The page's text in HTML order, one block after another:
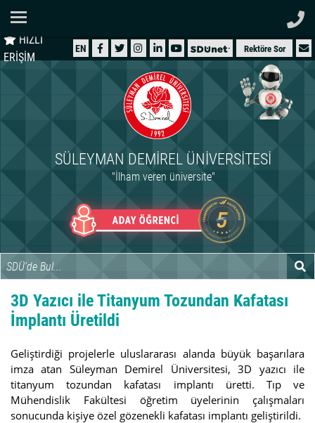
HIZLI
ERİŞİM
EN Rektöre Sor
SÜLEYMAN DEMIREL ÜNIVERSITESI
"İlham veren üniversite"
ÜNİVERSİTEMİZ
İDARİ
ARAŞTIRMA
INTERNATIONAL
3D Yazıcı ile Titanyum Tozundan Kafatası
İmplantı Üretildi
Geliştirdiği projelerle uluslararası alanda büyük başarılara
imza atan Süleyman Demirel Üniversitesi, 3D yazıcı ile
titanyum tozundan kafatası implantı üretti. Tıp ve
Mühendislik Fakültesi öğretim üyelerinin çalışmaları
sonucunda kişiye özel gözenekli kafatası implantı geliştirildi.